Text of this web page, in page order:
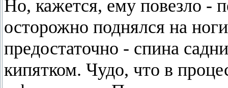
Но, кажется, ему повезло -
осторожно поднялся на
предостаточно - спина
кипятком. Чудо, что в